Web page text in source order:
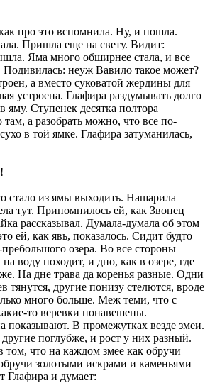
про это вспомнила. Ну, и пошла.
Пришла еще на свету. Видит:
Яма много обширнее стала, и все
Подивилась: неуж Вавило такое может?
а вместо суковатой жердины для
устроена. Глафира раздумывать долго
яму. Ступенек десятка полтора
там, а разобрать можно, что все по-
в той ямке. Глафира затуманилась,
стало из ямы выходить. Нашарила
тут. Припомнилось ей, как Звонец
рассказывал. Думала-думала об этом
ей, как явь, показалось. Сидит будто
озера. Во все стороны
на воду походит, и дно, как в озере, где
На дне трава да коренья разные. Одни
тянутся, другие понизу стелются, вроде
много больше. Меж теми, что с
то веревки понавешены.
показывают. В промежутках везде змеи.
поглубже, и рост у них разный.
что на каждом змее как обручи
золотыми искрами и каменьями
Глафира и думает: